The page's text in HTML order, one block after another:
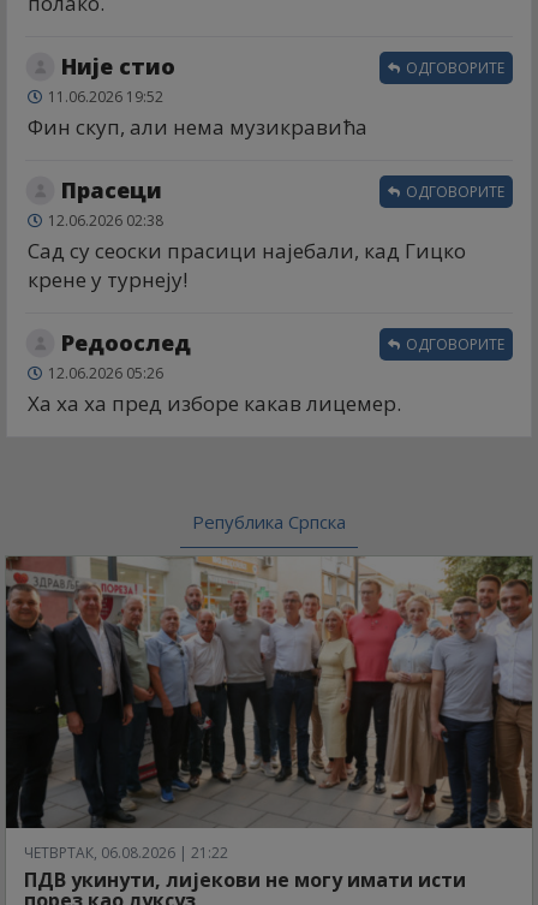
Није стио
11.06.2026 19:52
Фин скуп, али нема музикравића
ОДГОВОРИТЕ
Прасеци
12.06.2026 02:38
Сад су сеоски прасици најебали, кад Гицко
крене у турнеју!
ОДГОВОРИТЕ
Редоослед
12.06.2026 05:26
Ха ха ха пред изборе какав лицемер.
ОДГОВОРИТЕ
Република Српска
ЧЕТВРТАК, 06.08.2026 | 21:22
ПДВ укинути, лијекови не могу имати исти